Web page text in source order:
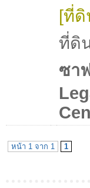
[ที่ดิ
ที่ดิ
ซา
หน้า 1 จาก 1 1